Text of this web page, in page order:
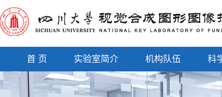
首 页 实验室简介 机构队伍 科